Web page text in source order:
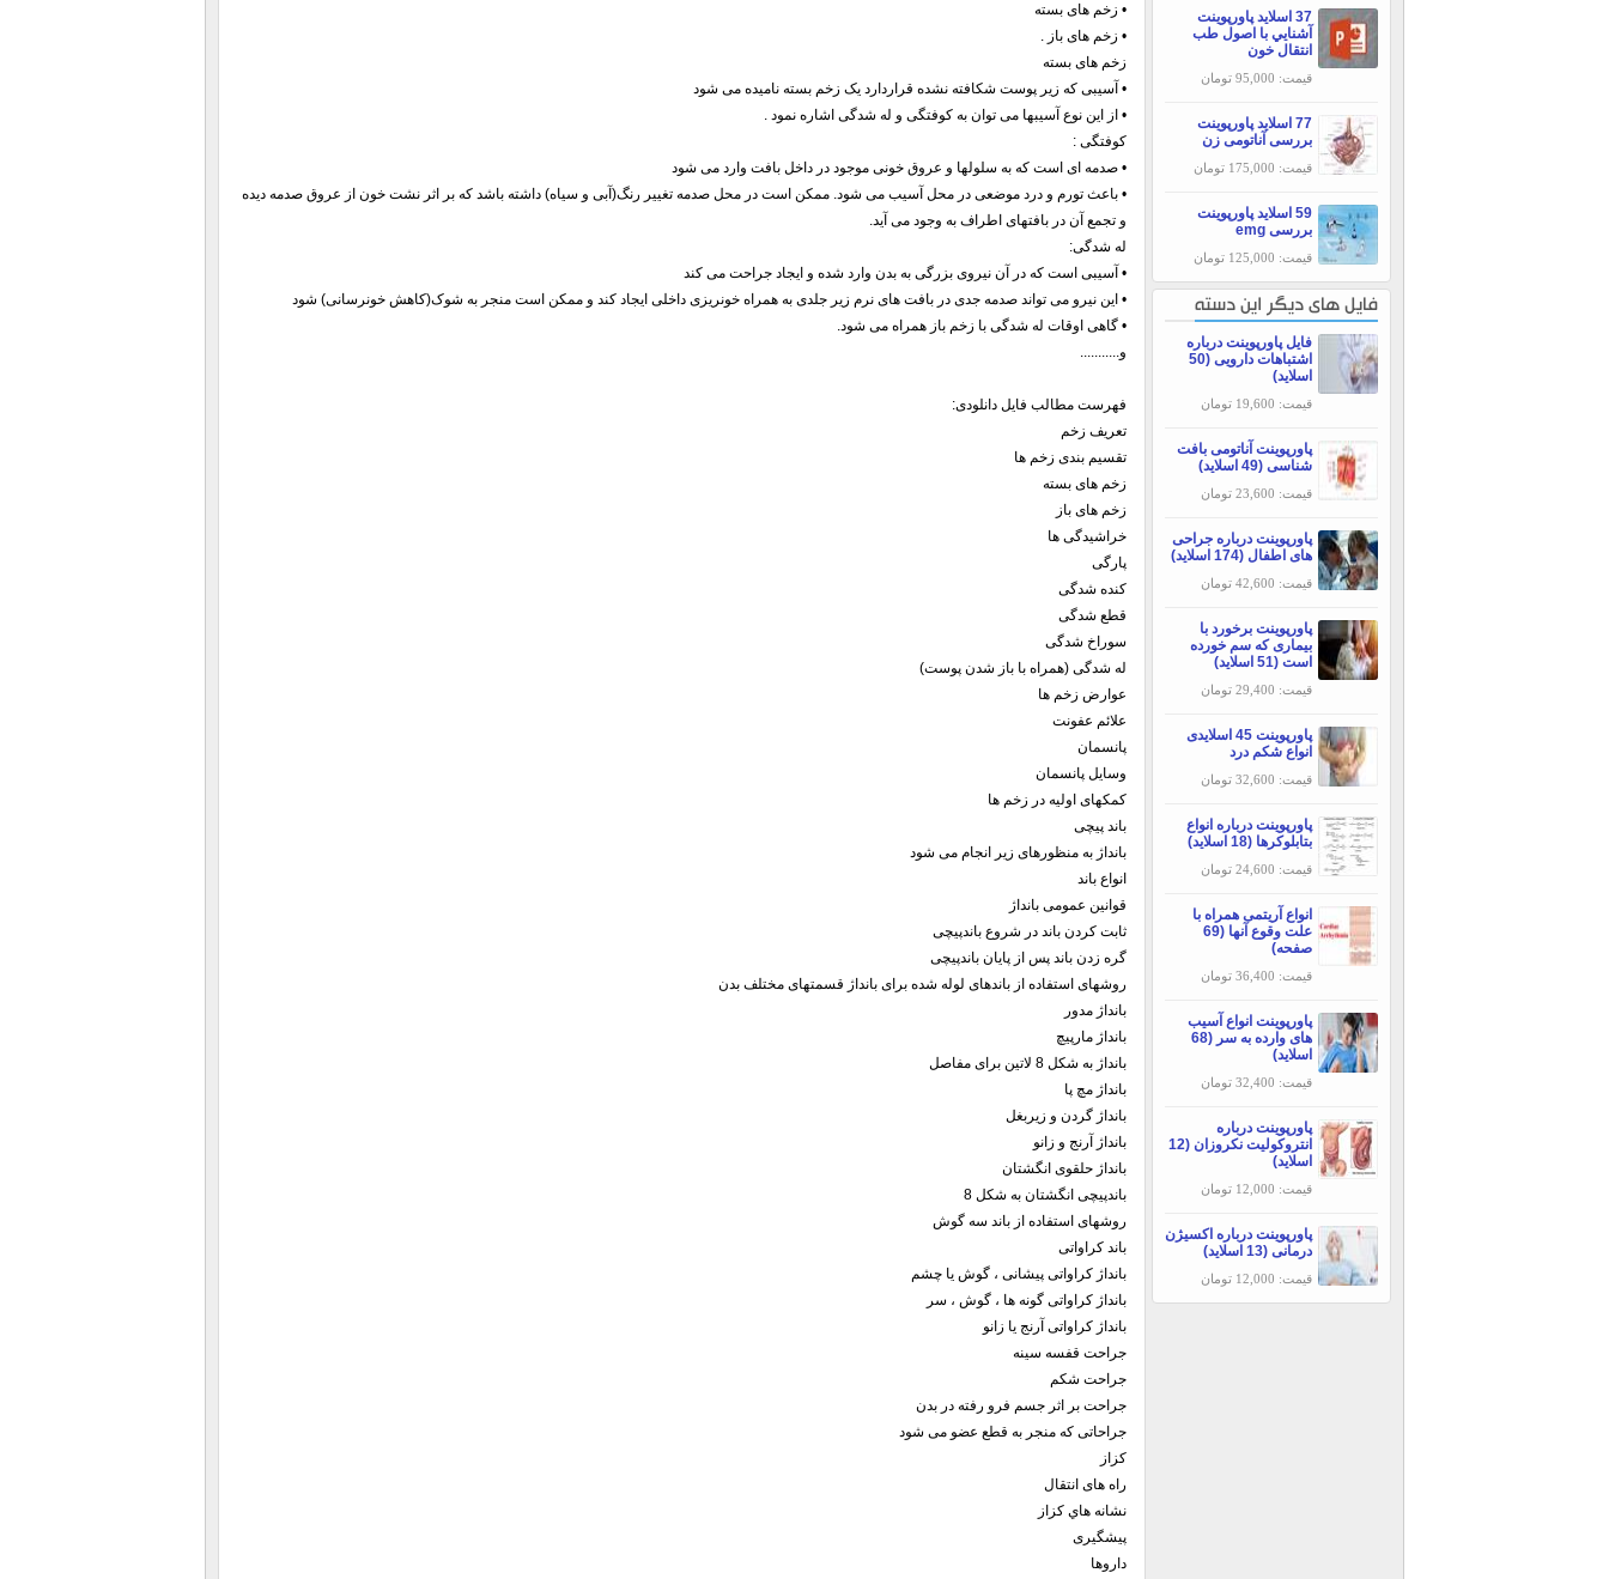
37 اسلاید پاورپوینت
آشنايي با اصول طب
انتقال خون
قیمت: 95,000 تومان
77 اسلاید پاورپوینت
بررسی آناتومی زن
قیمت: 175,000 تومان
59 اسلاید پاورپوینت
بررسی emg
قیمت: 125,000 تومان
فایل های دیگر این دسته
فایل پاورپوینت درباره
اشتباهات دارویی (50
اسلاید)
قیمت: 19,600 تومان
پاورپوینت آناتومی بافت
شناسی (49 اسلاید)
قیمت: 23,600 تومان
پاورپوینت درباره جراحی
های اطفال (174 اسلاید)
قیمت: 42,600 تومان
پاورپوینت برخورد با
بیماری که سم خورده
است (51 اسلاید)
قیمت: 29,400 تومان
پاورپوینت 45 اسلایدی
انواع شکم درد
قیمت: 32,600 تومان
پاورپوینت درباره انواع
بتابلوکرها (18 اسلاید)
قیمت: 24,600 تومان
انواع آریتمی همراه با
علت وقوع آنها (69
صفحه)
قیمت: 36,400 تومان
پاورپوینت انواع آسیب
های وارده به سر (68
اسلاید)
قیمت: 32,400 تومان
پاورپوینت درباره
انتروکولیت نکروزان (12
اسلاید)
قیمت: 12,000 تومان
پاورپوینت درباره اکسیژن
درمانی (13 اسلاید)
قیمت: 12,000 تومان
• زخم های بسته
• زخم های باز .
زخم های بسته
• آسیبی که زیر پوست شکافته نشده قراردارد یک زخم بسته نامیده می شود
• از این نوع آسیبها می توان به کوفتگی و له شدگی اشاره نمود .
کوفتگی :
• صدمه ای است که به سلولها و عروق خونی موجود در داخل بافت وارد می شود
• باعث تورم و درد موضعی در محل آسیب می شود. ممکن است در محل صدمه تغییر رنگ(آبی و سیاه) داشته باشد که بر اثر نشت خون از عروق صدمه دیده
و تجمع آن در بافتهای اطراف به وجود می آید.
له شدگی:
• آسیبی است که در آن نیروی بزرگی به بدن وارد شده و ایجاد جراحت می کند
• این نیرو می تواند صدمه جدی در بافت های نرم زیر جلدی به همراه خونریزی داخلی ایجاد کند و ممکن است منجر به شوک(کاهش خونرسانی) شود
• گاهی اوقات له شدگی با زخم باز همراه می شود.
و...........
فهرست مطالب فایل دانلودی:
تعریف زخم
تقسیم بندی زخم ها
زخم های بسته
زخم های باز
خراشیدگی ها
پارگی
کنده شدگی
قطع شدگی
سوراخ شدگی
له شدگی (همراه با باز شدن پوست)
عوارض زخم ها
علائم عفونت
پانسمان
وسایل پانسمان
کمکهای اولیه در زخم ها
باند پیچی
بانداژ به منظورهای زیر انجام می شود
انواع باند
قوانین عمومی بانداژ
ثابت کردن باند در شروع باندپیچی
گره زدن باند پس از پایان باندپیچی
روشهای استفاده از باندهای لوله شده برای بانداژ قسمتهای مختلف بدن
بانداژ مدور
بانداژ مارپیچ
بانداژ به شکل 8 لاتین برای مفاصل
بانداژ مچ پا
بانداژ گردن و زیربغل
بانداژ آرنج و زانو
بانداژ حلقوی انگشتان
باندپیچی انگشتان به شکل 8
روشهای استفاده از باند سه گوش
باند کراواتی
بانداژ کراواتی پیشانی ، گوش یا چشم
بانداژ کراواتی گونه ها ، گوش ، سر
بانداژ کراواتی آرنج یا زانو
جراحت قفسه سینه
جراحت شکم
جراحت بر اثر جسم فرو رفته در بدن
جراحاتی که منجر به قطع عضو می شود
کزاز
راه های انتقال
نشانه هاي کزاز
پیشگیری
داروها